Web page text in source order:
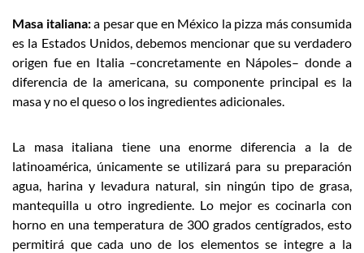
Masa italiana:a pesar que en México la pizza más consumida
es la Estados Unidos, debemos mencionar que su verdadero
origen fue en Italia –concretamente en Nápoles– donde a
diferencia de la americana, su componente principal es la
masa y no el queso o los ingredientes adicionales.
La masa italiana tiene una enorme diferencia a la de
latinoamérica, únicamente se utilizará para su preparación
agua, harina y levadura natural, sin ningún tipo de grasa,
mantequilla u otro ingrediente. Lo mejor es cocinarla con
horno en una temperatura de 300 grados centígrados, esto
permitirá que cada uno de los elementos se integre a la